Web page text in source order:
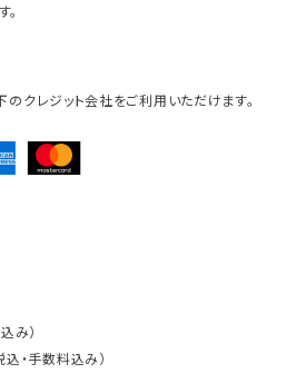
のクレジット会社をご利用いただけます。
み）
・手数料込み）